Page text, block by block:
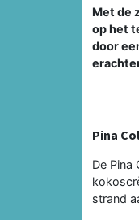
Met de
op het
door
Pina
De Pina
strand